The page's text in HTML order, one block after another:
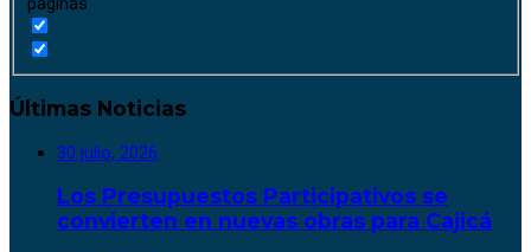
Últimas Noticias
30 julio, 2026
Los Presupuestos Participativos se
convierten en nuevas obras para Cajicá